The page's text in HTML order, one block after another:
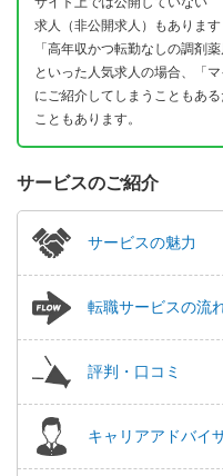
求人（非公開求人）もあります
「高年収かつ転勤なしの調剤
といった人気求人の場合、「
にご紹介してしまうこともあ
こともあります。
サービスのご紹介
サービスの魅力
転職サービスの流
評判・口コミ
キャリアアドバイ